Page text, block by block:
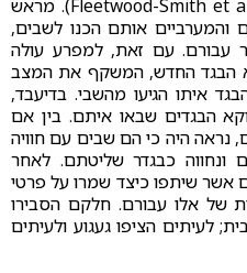
העצמית ולדימוי העצמי (Fleetwood-Smith et al., 2019). מראש
והמערביים אותם הכנו לשבים,
עבורם. עם זאת, למפרע עולה
הבגד החדש, המשקף את המצב
איתו הגיעו מהשבי. בדיעבד,
הבגדים שבאו איתם. בין אם
נראה היה כי הם שבים עם חוויה
ונחווה כבגדר שליטתם. לאחר
אשר שיתפו כיצד שמרו על פרטי
של אלו עבורם. חלקם הסבירו
לעיתים הציפו געגוע ולעיתים